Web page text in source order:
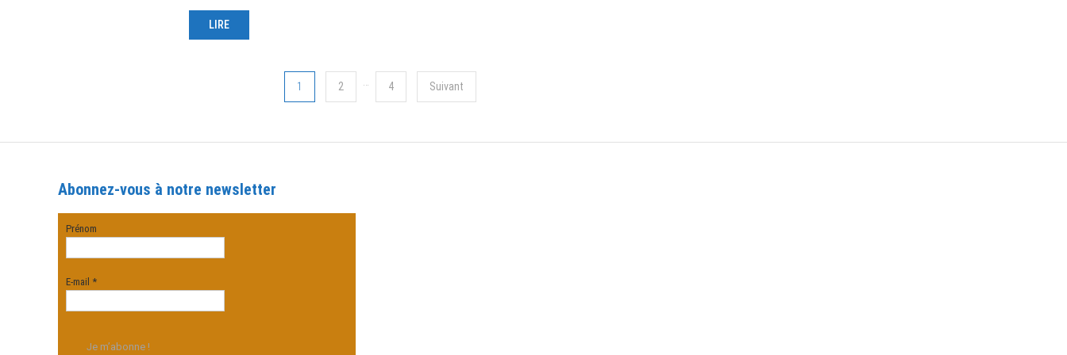
LIRE
1 2 … 4 Suivant
Abonnez-vous à notre newsletter
Prénom
E-mail *